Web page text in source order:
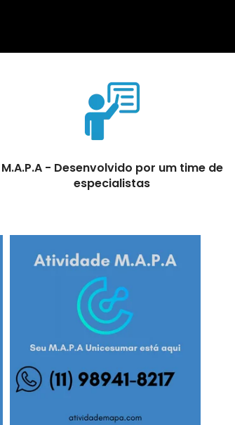
M.A.P.A - Desenvolvido por um time de
especialistas